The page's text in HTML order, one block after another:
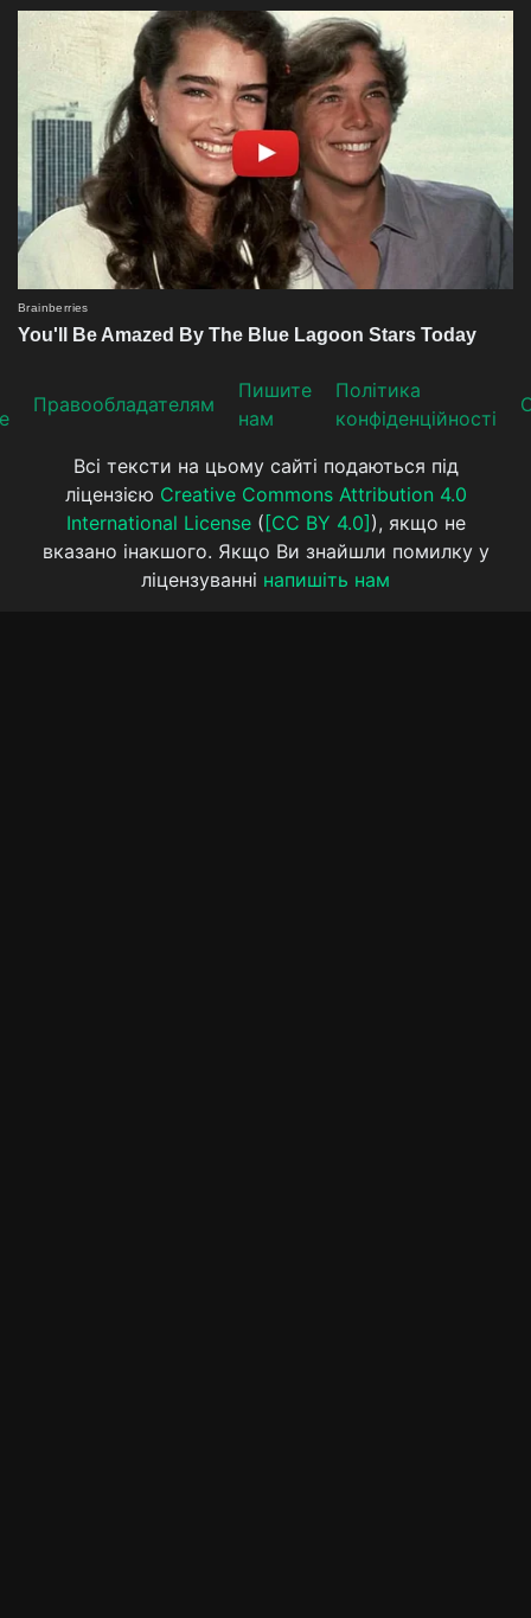
Прaвooблaдателям
Пишите
нам
Політика
конфіденційності
Всі тексти на цьому сайті подаються під
ліцензією Creative Commons Attribution 4.0
International License( [CC BY 4.0] ), якщо не
вказано інакшого. Якщо Ви знайшли помилку у
ліцензуванні напишіть нам